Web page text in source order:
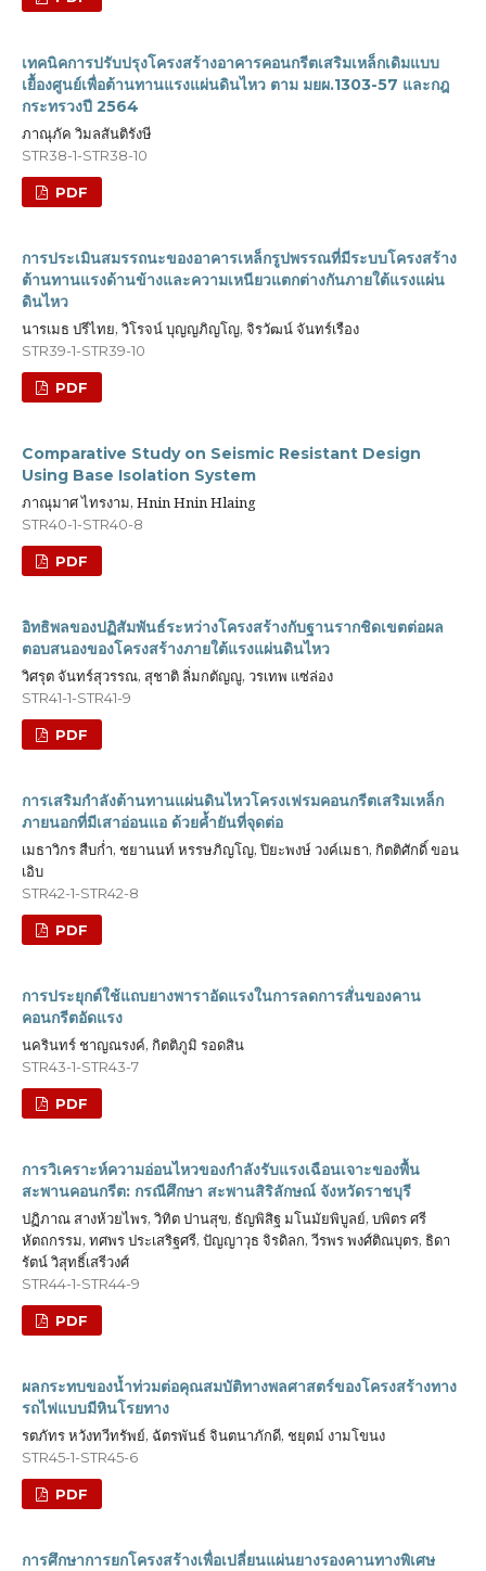
เทคนิคการปรับปรุงโครงสร้างอาคารคอนกรีตเสริมเหล็กเดิมแบบ
เยื้องศูนย์เพื่อต้านทานแรงแผ่นดินไหว ตาม มยผ.1303-57 และกฎ
กระทรวงปี 2564
ภาณุภัค วิมลสันติรังษี
STR38-1-STR38-10
PDF
การประเมินสมรรถนะของอาคารเหล็กรูปพรรณที่มีระบบโครงสร้าง
ต้านทานแรงด้านข้างและความเหนียวแตกต่างกันภายใต้แรงแผ่น
ดินไหว
นารเมธ ปรีไทย, วิโรจน์ บุญญภิญโญ, จิรวัฒน์ จันทร์เรือง
STR39-1-STR39-10
PDF
Comparative Study on Seismic Resistant Design
Using Base Isolation System
ภาณุมาศ ไทรงาม, Hnin Hnin Hlaing
STR40-1-STR40-8
PDF
อิทธิพลของปฏิสัมพันธ์ระหว่างโครงสร้างกับฐานรากชิดเขตต่อผล
ตอบสนองของโครงสร้างภายใต้แรงแผ่นดินไหว
วิศรุต จันทร์สุวรรณ, สุชาติ ลิ่มกตัญญู, วรเทพ แซ่ล่อง
STR41-1-STR41-9
PDF
การเสริมกําลังต้านทานแผ่นดินไหวโครงเฟรมคอนกรีตเสริมเหล็ก
ภายนอกที่มีเสาอ่อนแอ ด้วยค้ำยันที่จุดต่อ
เมธาวิกร สืบก่ำ, ชยานนท์ หรรษภิญโญ, ปิยะพงษ์ วงค์เมธา, กิตติศักดิ์ ขอน
เอิบ
STR42-1-STR42-8
PDF
การประยุกต์ใช้แถบยางพาราอัดแรงในการลดการสั่นของคาน
คอนกรีตอัดแรง
นครินทร์ ชาญณรงค์, กิตติภูมิ รอดสิน
STR43-1-STR43-7
PDF
การวิเคราะห์ความอ่อนไหวของกำลังรับแรงเฉือนเจาะของพื้น
สะพานคอนกรีต: กรณีศึกษา สะพานสิริลักษณ์ จังหวัดราชบุรี
ปฏิภาณ สางห้วยไพร, วิทิต ปานสุข, ธัญพิสิฐ มโนมัยพิบูลย์, บพิตร ศรี
หัตถกรรม, ทศพร ประเสริฐศรี, ปัญญาวุธ จิรดิลก, วีรพร พงศ์ติณบุตร, ธิดา
รัตน์ วิสุทธิ์เสรีวงศ์
STR44-1-STR44-9
PDF
ผลกระทบของน้ำท่วมต่อคุณสมบัติทางพลศาสตร์ของโครงสร้างทาง
รถไฟแบบมีหินโรยทาง
รตภัทร หวังทวีทรัพย์, ฉัตรพันธ์ จินตนาภักดี, ชยุตม์ งามโขนง
STR45-1-STR45-6
PDF
การศึกษาการยกโครงสร้างเพื่อเปลี่ยนแผ่นยางรองคานทางพิเศษ